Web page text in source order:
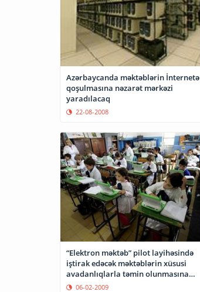
Azərbaycanda məktəblərin İnternetə
qoşulmasına nəzarət mərkəzi
yaradılacaq
22-08-2008
“Elektron məktəb” pilot layihəsində
iştirak edəcək məktəblərin xüsusi
avadanlıqlarla təmin olunmasına
başlanılıb
06-02-2009